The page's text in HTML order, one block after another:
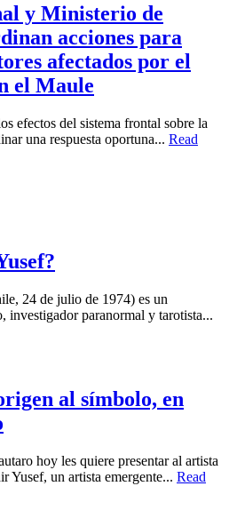
y Ministerio de
acciones para
afectados por el
el Maule
efectos del sistema frontal sobre la
una respuesta oportuna... Read
24 de julio de 1974) es un
investigador paranormal y tarotista...
al símbolo, en
hoy les quiere presentar al artista
Yusef, un artista emergente... Read